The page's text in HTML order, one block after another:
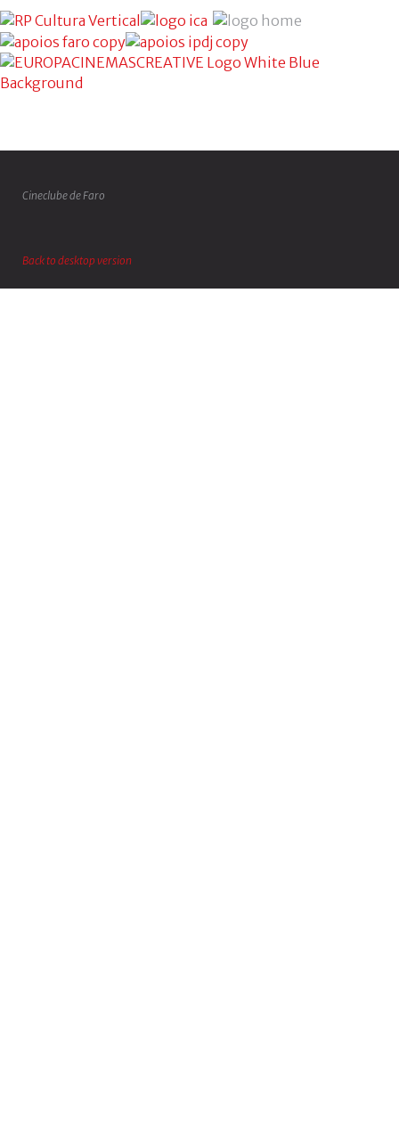
Cineclube de Faro
Back to desktop version